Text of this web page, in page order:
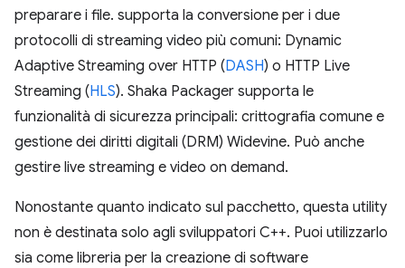
preparare i file. supporta la conversione per i due
protocolli di streaming video più comuni: Dynamic
Adaptive Streaming over HTTP (DASH) o HTTP Live
Streaming (HLS). Shaka Packager supporta le
funzionalità di sicurezza principali: crittografia comune e
gestione dei diritti digitali (DRM) Widevine. Può anche
gestire live streaming e video on demand.
Nonostante quanto indicato sul pacchetto, questa utility
non è destinata solo agli sviluppatori C++. Puoi utilizzarlo
sia come libreria per la creazione di software